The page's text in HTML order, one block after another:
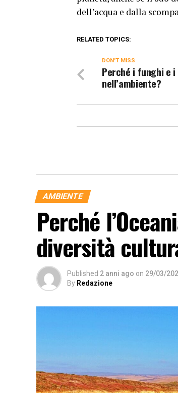
dell’acqua e dalla
RELATED TOPICS:
DON'T MISS
Perché i funghi e
nell’ambiente?
AMBIENTE
Perché
diversità
Published 2 anni ago on 29/03/
By Redazione